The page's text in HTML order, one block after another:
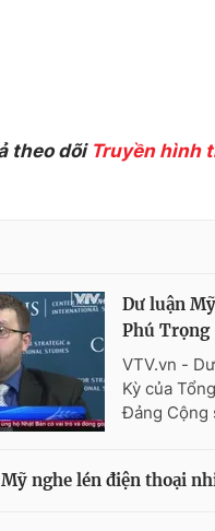
theo dõi Truyền hình
Dư luận
Phú Trọng
VTV.vn -
Kỳ của
Đảng Cộng
nghe lén điện thoại